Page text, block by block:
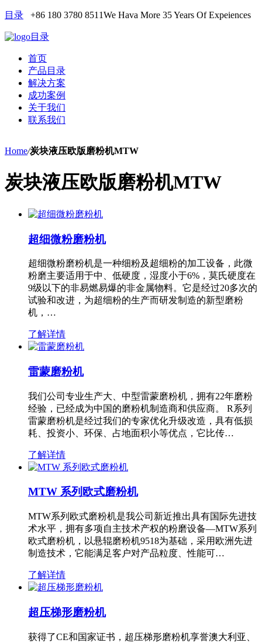
目录 +86 180 3780 8511We Hava More 35 Years Of Expeiences
目录
首页
产品目录
解决方案
成功案例
关于我们
联系我们
Home/炭块液压欧版磨粉机MTW
炭块液压欧版磨粉机MTW
超细微粉磨粉机
超细微粉磨粉机是一种细粉及超细粉的加工设备，此微
粉磨主要适用于中、低硬度，湿度小于6%，莫氏硬度在
9级以下的非易燃易爆的非金属物料。它是经过20多次的
试验和改进，为超细粉的生产而研发制造的新型磨粉
机，…
了解详情
雷蒙磨粉机
我们公司专业生产大、中型雷蒙磨粉机，拥有22年磨粉
经验，已经成为中国的磨粉机制造商和供应商。 R系列
雷蒙磨粉机是经过我们的专家优化升级改造，具有低损
耗、投资小、环保、占地面积小等优点，它比传…
了解详情
MTW 系列欧式磨粉机
MTW系列欧式磨粉机是我公司新近推出具有国际先进技
术水平，拥有多项自主技术产权的粉磨设备—MTW系列
欧式磨粉机，以悬辊磨粉机9518为基础，采用欧洲先进
制造技术，它能满足客户对产品粒度、性能可…
了解详情
超压梯形磨粉机
获得了CE和国家证书，超压梯形磨粉机享誉澳大利亚、